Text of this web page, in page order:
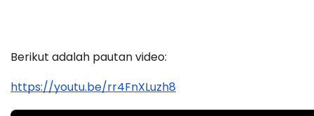
Berikut adalah pautan video:
https://youtu.be/rr4FnXLuzh8